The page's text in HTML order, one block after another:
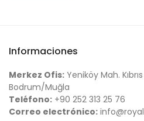
Informaciones
Merkez Ofis: Yeniköy Mah.
Bodrum/Muğla
Teléfono: +90 252 313 25 76
Correo electrónico: